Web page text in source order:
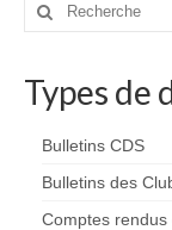
articles
Types de
Bulletins CDS
Bulletins des
Comptes rendus